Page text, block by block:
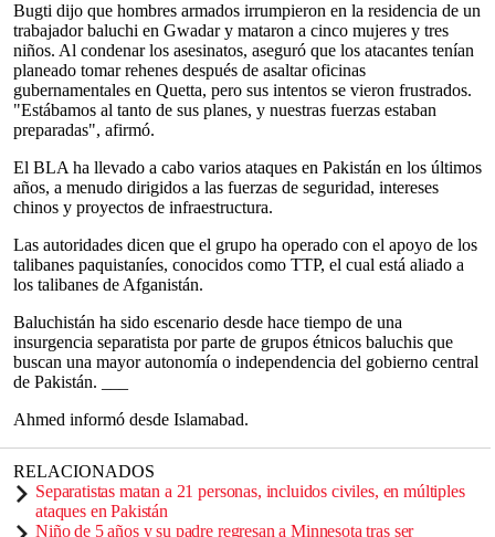
Bugti dijo que hombres armados irrumpieron en la residencia de un
trabajador baluchi en Gwadar y mataron a cinco mujeres y tres
niños. Al condenar los asesinatos, aseguró que los atacantes tenían
planeado tomar rehenes después de asaltar oficinas
gubernamentales en Quetta, pero sus intentos se vieron frustrados.
"Estábamos al tanto de sus planes, y nuestras fuerzas estaban
preparadas", afirmó.
El BLA ha llevado a cabo varios ataques en Pakistán en los últimos
años, a menudo dirigidos a las fuerzas de seguridad, intereses
chinos y proyectos de infraestructura.
Las autoridades dicen que el grupo ha operado con el apoyo de los
talibanes paquistaníes, conocidos como TTP, el cual está aliado a
los talibanes de Afganistán.
Baluchistán ha sido escenario desde hace tiempo de una
insurgencia separatista por parte de grupos étnicos baluchis que
buscan una mayor autonomía o independencia del gobierno central
de Pakistán. ___
Ahmed informó desde Islamabad.
RELACIONADOS
Separatistas matan a 21 personas, incluidos civiles, en múltiples
ataques en Pakistán
Niño de 5 años y su padre regresan a Minnesota tras ser